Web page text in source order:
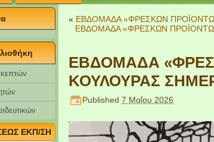
ΕΚΠ/ΣΗ
« ΕΒΔΟΜΑΔΑ «ΦΡΕΣΚΩΝ
ΕΒΔΟΜΑΔΑ «ΦΡΕΣΚΩΝ
ΕΒΔΟΜΑΔΑ
ΚΟΥΛΟΥΡΑΣ
Published 7 Μαΐου 2026